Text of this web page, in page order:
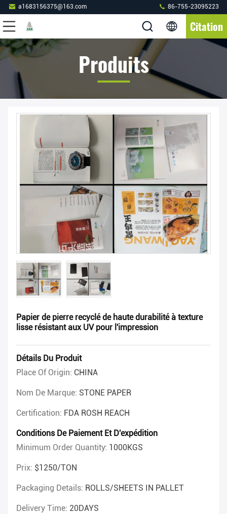
a1683156375@163.com 86-755-23095223
Citation
Produits
Papier de pierre recyclé de haute durabilité à texture
lisse résistant aux UV pour l'impression
Détails Du Produit
Place Of Origin: CHINA
Nom De Marque: STONE PAPER
Certification: FDA ROSH REACH
Conditions De Paiement Et D'expédition
Minimum Order Quantity: 1000KGS
Prix: $1250/TON
Packaging Details: ROLLS/SHEETS IN PALLET
Delivery Time: 20DAYS